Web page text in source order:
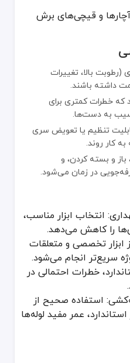
از زنگ‌زدگی و نشتی در
در محل اتصال شیرآلات و فلنج‌ها.
به این نکات توجه کنید:
ابزارهای استاندارد و
خانگی استفاده می‌کنید، ابزارهای
با گارانتی معتبر، ریسک خرابی
محصولات مختلف کمک
لوله کشی
مستحکم تهیه می‌شود:
ابزارهای سنگین و مقاوم.
مقاوم‌تر است اما معمولاً قیمت
ابزارهای دستی مانند آچار کوچک
زیر تشکیل می‌شود:
تحمل فشار و ضربه.
دارد و باید از مواد ضدلغزش
انبر قفلی و ابزار پرس نقش
مراحل ریخته‌گری، فورج
آچارها و قیچی‌های برش
(رطوبت بالا، تغییرات
داشته باشند.
که خطرات کمتری برای
آسیب به دست‌ها.
تنظیم یا تعویض سری
کار روند.
و بسته کردن، و
در زمان می‌شود.
انتخاب ابزار مناسب،
را کاهش می‌دهد.
ابزار تخصصی و متعلقات
سریع‌تر انجام می‌شود.
خطرات احتمالی در
استفاده صحیح از
عمر مفید لوله‌ها